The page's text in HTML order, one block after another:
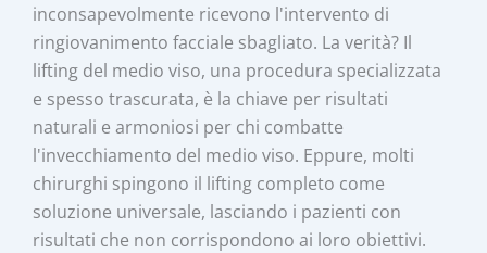
inconsapevolmente ricevono l'intervento di
ringiovanimento facciale sbagliato. La verità? Il
lifting del medio viso, una procedura specializzata
e spesso trascurata, è la chiave per risultati
naturali e armoniosi per chi combatte
l'invecchiamento del medio viso. Eppure, molti
chirurghi spingono il lifting completo come
soluzione universale, lasciando i pazienti con
risultati che non corrispondono ai loro obiettivi.